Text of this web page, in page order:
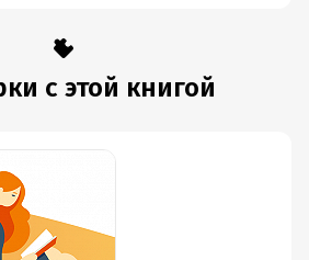
с этой книгой